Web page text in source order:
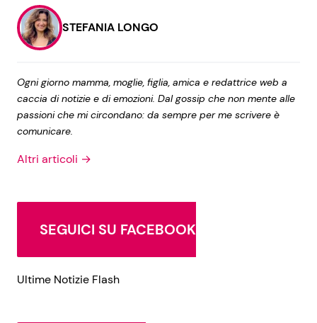
STEFANIA LONGO
Ogni giorno mamma, moglie, figlia, amica e redattrice web a
caccia di notizie e di emozioni. Dal gossip che non mente alle
passioni che mi circondano: da sempre per me scrivere è
comunicare.
Altri articoli →
SEGUICI SU FACEBOOK
Ultime Notizie Flash